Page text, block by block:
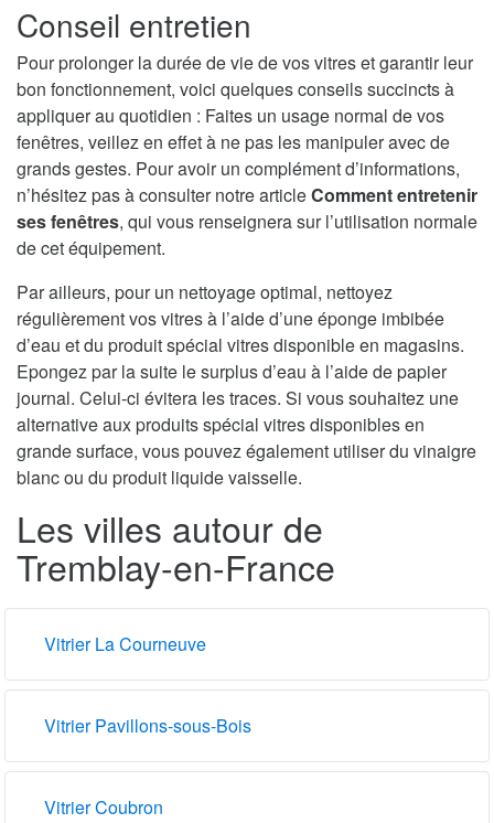
Conseil entretien
Pour prolonger la durée de vie de vos vitres et garantir leur
bon fonctionnement, voici quelques conseils succincts à
appliquer au quotidien : Faites un usage normal de vos
fenêtres, veillez en effet à ne pas les manipuler avec de
grands gestes. Pour avoir un complément d’informations,
n’hésitez pas à consulter notre articleComment entretenir
ses fenêtres, qui vous renseignera sur l’utilisation normale
de cet équipement.
Par ailleurs, pour un nettoyage optimal, nettoyez
régulièrement vos vitres à l’aide d’une éponge imbibée
d’eau et du produit spécial vitres disponible en magasins.
Epongez par la suite le surplus d’eau à l’aide de papier
journal. Celui-ci évitera les traces. Si vous souhaitez une
alternative aux produits spécial vitres disponibles en
grande surface, vous pouvez également utiliser du vinaigre
blanc ou du produit liquide vaisselle.
Les villes autour de
Tremblay-en-France
Vitrier La Courneuve
Vitrier Pavillons-sous-Bois
Vitrier Coubron